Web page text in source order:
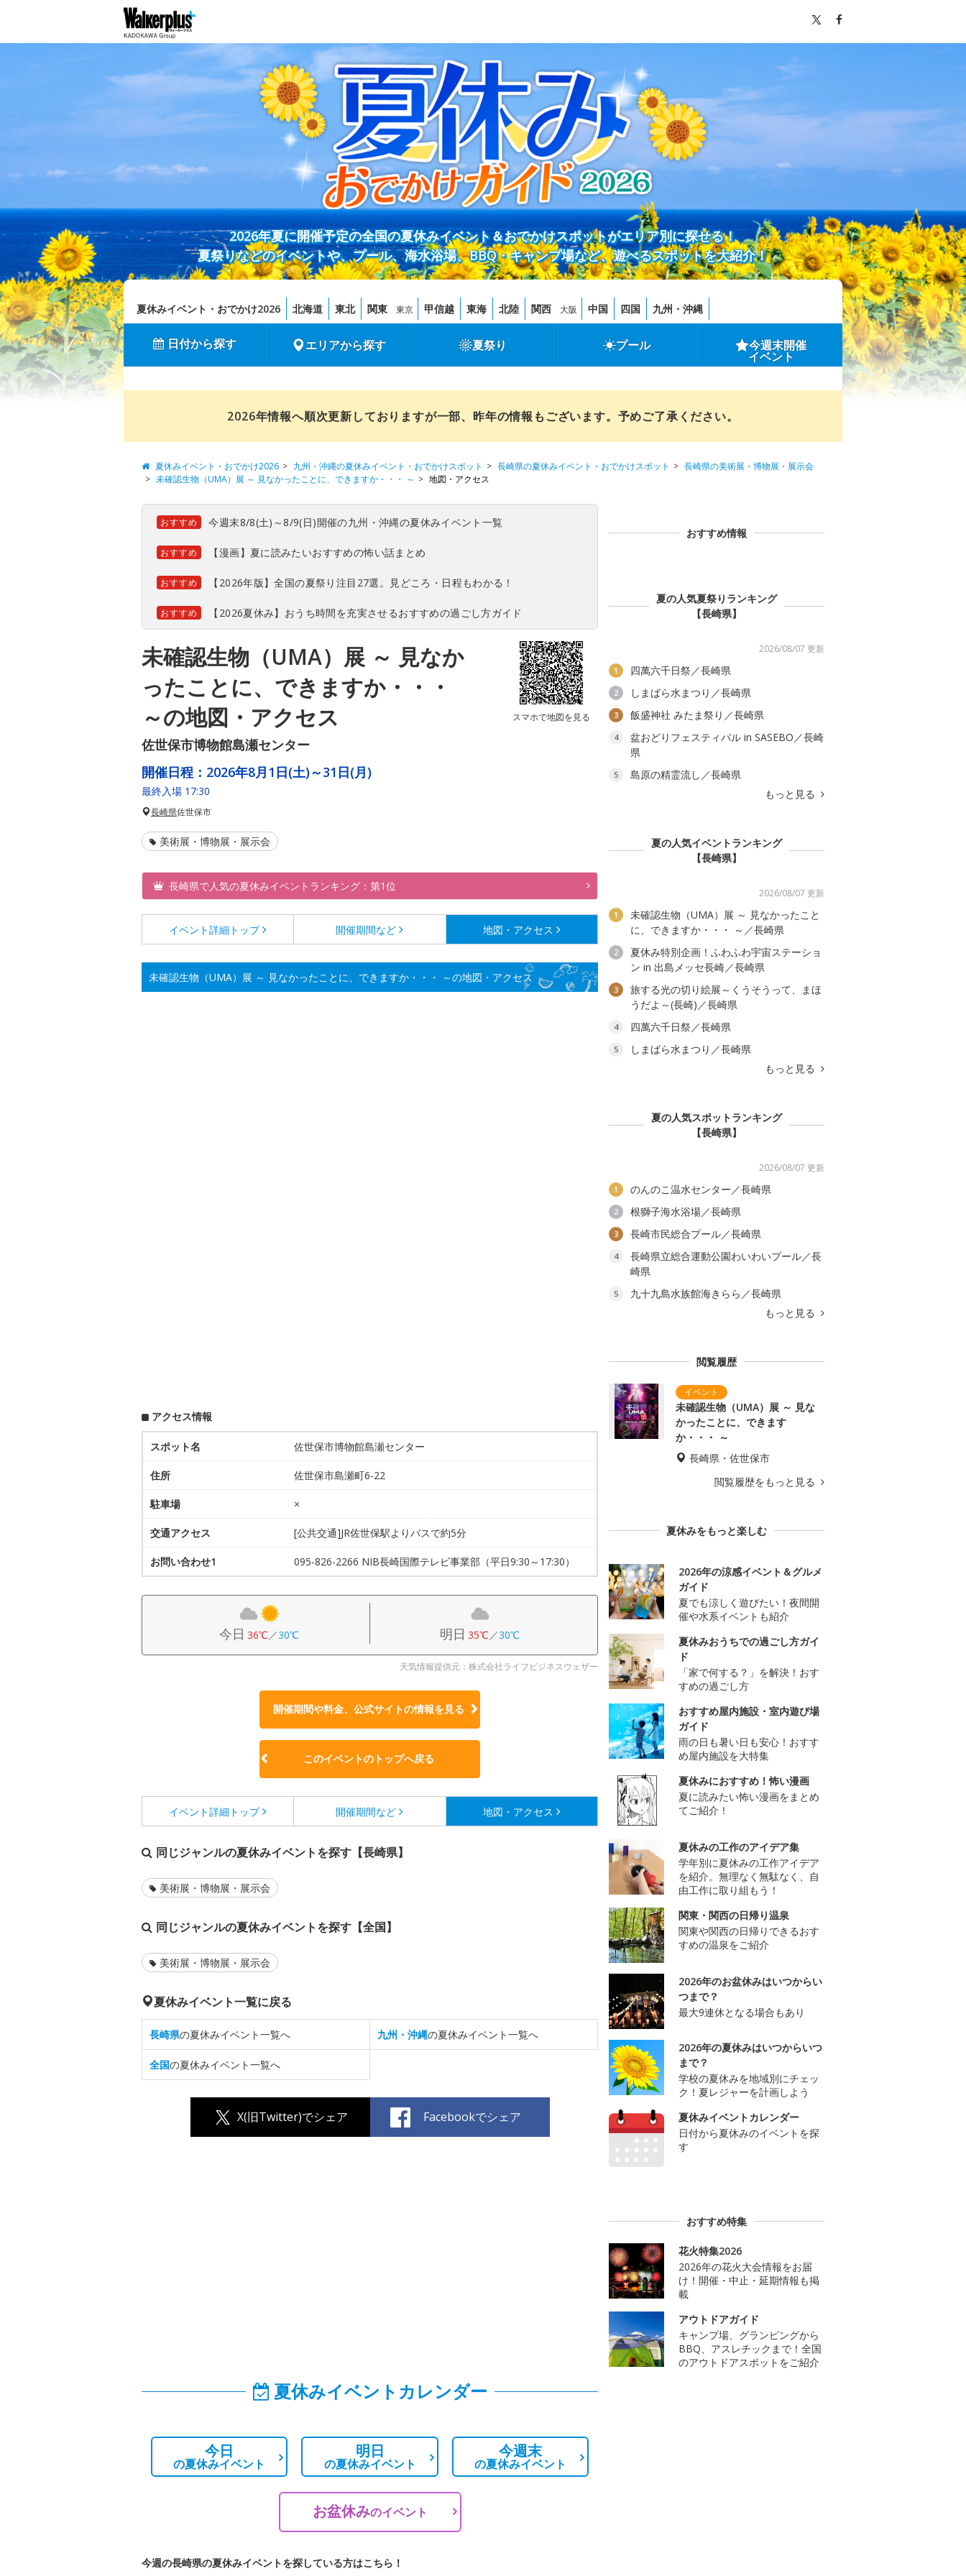
2026年夏に開催予定の全国の夏休みイベント＆おでかけスポットがエリア別に探せる！
夏祭りなどのイベントや、プール、海水浴場、BBQ・キャンプ場など、遊べるスポットを大紹介！
夏休みイベント・おでかけ2026 北海道 東北 関東 東京 甲信越 東海 北陸 関西 大阪 中国 四国 九州・沖縄
日付から探す エリアから探す 夏祭り プール 今週末開催
イベント
2026年情報へ順次更新しておりますが一部、昨年の情報もございます。予めご了承ください。
夏休みイベント・おでかけ2026 九州・沖縄の夏休みイベント・おでかけスポット 長崎県の夏休みイベント・おでかけスポット
長崎県の美術展・博物展・展示会
未確認生物（UMA）展 ～ 見なかったことに、できますか・・・ ～
地図・アクセス
おすすめ 今週末8/8(土)～8/9(日)開催の九州・沖縄の夏休みイベント一覧
おすすめ 【漫画】夏に読みたいおすすめの怖い話まとめ
おすすめ 【2026年版】全国の夏祭り注目27選。見どころ・日程もわかる！
おすすめ 【2026夏休み】おうち時間を充実させるおすすめの過ごし方ガイド
未確認生物（UMA）展 ～ 見なか
ったことに、できますか・・・
～の地図・アクセス
佐世保市博物館島瀬センター
スマホで地図を見る
開催日程： 2026年8月1日(土)～31日(月)
最終入場 17:30
長崎県佐世保市
美術展・博物展・展示会
長崎県で人気の夏休みイベントランキング：第1位
イベント詳細 トップ 開催期間など 地図・アクセス
未確認生物（UMA）展 ～ 見なかったことに、できますか・・・ ～の地図・アクセス
アクセス情報
スポット名 佐世保市博物館島瀬センター
住所 佐世保市島瀬町6-22
駐車場 ×
交通アクセス [公共交通]JR佐世保駅よりバスで約5分
お問い合わせ1 095-826-2266 NIB長崎国際テレビ事業部（平日9:30～17:30）
今日 36℃／30℃ 明日 35℃／30℃
天気情報提供元：株式会社ライフビジネスウェザー
開催期間や料金、公式サイトの情報を見る
このイベントのトップへ戻る
イベント詳細 トップ 開催期間など 地図・アクセス
同じジャンルの夏休みイベントを探す【長崎県】
美術展・博物展・展示会
同じジャンルの夏休みイベントを探す【全国】
美術展・博物展・展示会
夏休みイベント一覧に戻る
長崎県の夏休みイベント一覧へ 九州・沖縄の夏休みイベント一覧へ
全国の夏休みイベント一覧へ
X(旧Twitter)でシェア Facebookでシェア
夏休みイベントカレンダー
今日
の夏休みイベント
明日
の夏休みイベント
今週末
の夏休みイベント
お盆休みのイベント
今週の長崎県の夏休みイベントを探している方はこちら！
おすすめ情報
夏の人気夏祭りランキング
【長崎県】
2026/08/07 更新
1 四萬六千日祭／長崎県
2 しまばら水まつり／長崎県
3 飯盛神社 みたま祭り／長崎県
4
盆おどりフェスティバル in SASEBO／長崎
県
5
島原の精霊流し／長崎県
もっと見る
夏の人気イベントランキング
【長崎県】
2026/08/07 更新
1
未確認生物（UMA）展 ～ 見なかったこと
に、できますか・・・ ～／長崎県
2
夏休み特別企画！ふわふわ宇宙ステーショ
ン in 出島メッセ長崎／長崎県
3
旅する光の切り絵展～くうそうって、まほ
うだよ～(長崎)／長崎県
4 四萬六千日祭／長崎県
5
しまばら水まつり／長崎県
もっと見る
夏の人気スポットランキング
【長崎県】
2026/08/07 更新
1 のんのこ温水センター／長崎県
2 根獅子海水浴場／長崎県
3 長崎市民総合プール／長崎県
4
長崎県立総合運動公園わいわいプール／長
崎県
5
九十九島水族館海きらら／長崎県
もっと見る
閲覧履歴
未確認生物（UMA）展 ～ 見な
かったことに、できます
か・・・ ～
長崎県・佐世保市
閲覧履歴をもっと見る
夏休みをもっと楽しむ
2026年の涼感イベント＆グルメ
ガイド
夏でも涼しく遊びたい！夜間開
催や水系イベントも紹介
夏休みおうちでの過ごし方ガイ
ド
「家で何する？」を解決！おす
すめの過ごし方
おすすめ屋内施設・室内遊び場
ガイド
雨の日も暑い日も安心！おすす
め屋内施設を大特集
夏休みにおすすめ！怖い漫画
夏に読みたい怖い漫画をまとめ
てご紹介！
夏休みの工作のアイデア集
学年別に夏休みの工作アイデア
を紹介。無理なく無駄なく、自
由工作に取り組もう！
関東・関西の日帰り温泉
関東や関西の日帰りできるおす
すめの温泉をご紹介
2026年のお盆休みはいつからい
つまで？
最大9連休となる場合もあり
2026年の夏休みはいつからいつ
まで？
学校の夏休みを地域別にチェッ
ク！夏レジャーを計画しよう
夏休みイベントカレンダー
日付から夏休みのイベントを探
す
おすすめ特集
花火特集2026
2026年の花火大会情報をお届
け！開催・中止・延期情報も掲
載
アウトドアガイド
キャンプ場、グランピングから
BBQ、アスレチックまで！全国
のアウトドアスポットをご紹介